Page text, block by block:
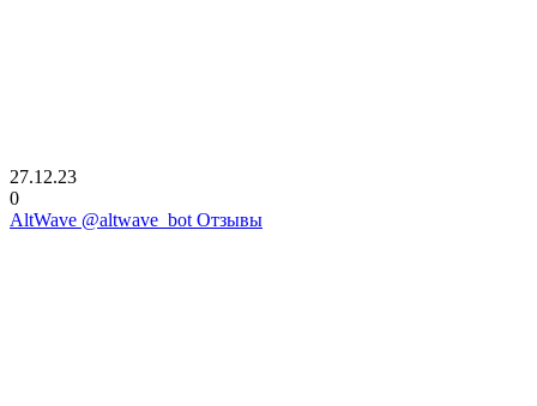
27.12.23
0
AltWave @altwave_bot Отзывы